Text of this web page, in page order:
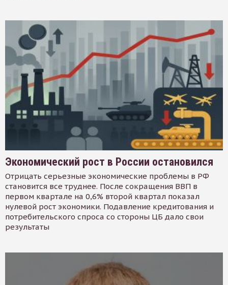
Экономический рост в России остановился
Отрицать серьезные экономические проблемы в РФ
становится все труднее. После сокращения ВВП в
первом квартале на 0,6% второй квартал показал
нулевой рост экономики. Подавление кредитования и
потребительского спроса со стороны ЦБ дало свои
результаты